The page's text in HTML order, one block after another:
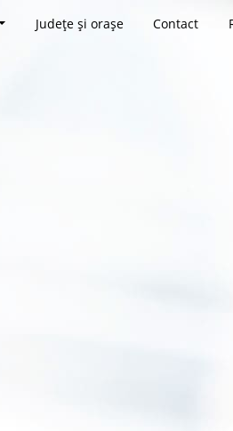
Județe și orașe Contact